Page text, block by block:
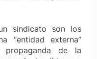
sindicato son los
“entidad externa”
de la